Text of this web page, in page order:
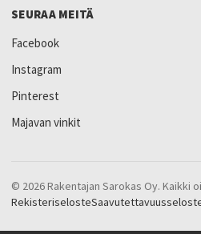
SEURAA MEITÄ
Facebook
Instagram
Pinterest
Majavan vinkit
© 2026 Rakentajan Sarokas Oy. Kaikki
Rekisteriseloste